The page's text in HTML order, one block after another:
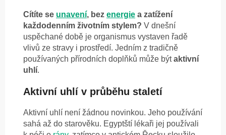
Cítíte se unavení, bez energie a zatížení
každodenním životním stylem? V dnešní
uspěchané době je organismus vystaven řadě
vlivů ze stravy i prostředí. Jedním z tradičně
používaných přírodních doplňků může býtaktivní
uhlí.
Aktivní uhlí v průběhu staletí
Aktivní uhlí není žádnou novinkou. Jeho používání
sahá až do starověku. Egyptští lékaři jej používali